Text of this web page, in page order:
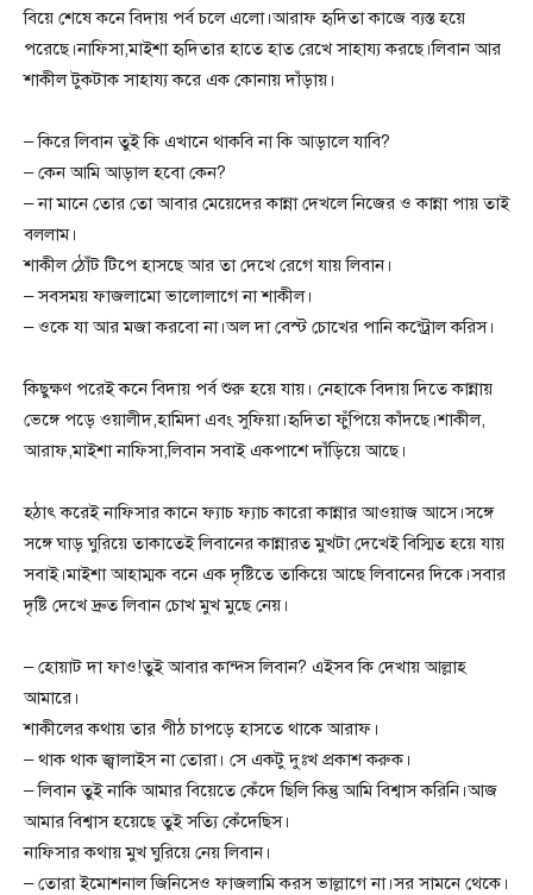
বিয়ে শেষে কনে বিদায় পর্ব চলে এলো।আরাফ হৃদিতা কাজে ব্যস্ত হয়ে
পরেছে।নাফিসা,মাইশা হৃদিতার হাতে হাত রেখে সাহায্য করছে।লিবান আর
শাকীল টুকটাক সাহায্য করে এক কোনায় দাঁড়ায়।
– কিরে লিবান তুই কি এখানে থাকবি না কি আড়ালে যাবি?
– কেন আমি আড়াল হবো কেন?
– না মানে তোর তো আবার মেয়েদের কান্না দেখলে নিজের ও কান্না পায় তাই
বললাম।
শাকীল ঠোঁট টিপে হাসছে আর তা দেখে রেগে যায় লিবান।
– সবসময় ফাজলামো ভালোলাগে না শাকীল।
– ওকে যা আর মজা করবো না।অল দা বেস্ট চোখের পানি কন্ট্রোল করিস।
কিছুক্ষণ পরেই কনে বিদায় পর্ব শুরু হয়ে যায়। নেহাকে বিদায় দিতে কান্নায়
ভেঙ্গে পড়ে ওয়ালীদ,হামিদা এবং সুফিয়া।হৃদিতা ফুঁপিয়ে কাঁদছে।শাকীল,
আরাফ,মাইশা নাফিসা,লিবান সবাই একপাশে দাঁড়িয়ে আছে।
হঠাৎ করেই নাফিসার কানে ফ্যাচ ফ্যাচ কারো কান্নার আওয়াজ আসে।সঙ্গে
সঙ্গে ঘাড় ঘুরিয়ে তাকাতেই লিবানের কান্নারত মুখটা দেখেই বিস্মিত হয়ে যায়
সবাই।মাইশা আহাম্মক বনে এক দৃষ্টিতে তাকিয়ে আছে লিবানের দিকে।সবার
দৃষ্টি দেখে দ্রুত লিবান চোখ মুখ মুছে নেয়।
– হোয়াট দা ফাও!তুই আবার কান্দস লিবান? এইসব কি দেখায় আল্লাহ
আমারে।
শাকীলের কথায় তার পীঠ চাপড়ে হাসতে থাকে আরাফ।
– থাক থাক জ্বালাইস না তোরা। সে একটু দুঃখ প্রকাশ করুক।
– লিবান তুই নাকি আমার বিয়েতে কেঁদে ছিলি কিন্তু আমি বিশ্বাস করিনি।আজ
আমার বিশ্বাস হয়েছে তুই সত্যি কেঁদেছিস।
নাফিসার কথায় মুখ ঘুরিয়ে নেয় লিবান।
– তোরা ইমোশনাল জিনিসেও ফাজলামি করস ভাল্লাগে না।সর সামনে থেকে।